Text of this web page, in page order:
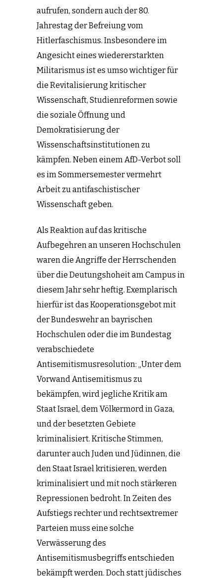
aufrufen, sondern auch der 80.
Jahrestag der Befreiung vom
Hitlerfaschismus. Insbesondere im
Angesicht eines wiedererstarkten
Militarismus ist es umso wichtiger für
die Revitalisierung kritischer
Wissenschaft, Studienreformen sowie
die soziale Öffnung und
Demokratisierung der
Wissenschaftsinstitutionen zu
kämpfen. Neben einem AfD-Verbot soll
es im Sommersemester vermehrt
Arbeit zu antifaschistischer
Wissenschaft geben.
Als Reaktion auf das kritische
Aufbegehren an unseren Hochschulen
waren die Angriffe der Herrschenden
über die Deutungshoheit am Campus in
diesem Jahr sehr heftig. Exemplarisch
hierfür ist das Kooperationsgebot mit
der Bundeswehr an bayrischen
Hochschulen oder die im Bundestag
verabschiedete
Antisemitismusresolution: „Unter dem
Vorwand Antisemitismus zu
bekämpfen, wird jegliche Kritik am
Staat Israel, dem Völkermord in Gaza,
und der besetzten Gebiete
kriminalisiert. Kritische Stimmen,
darunter auch Juden und Jüdinnen, die
den Staat Israel kritisieren, werden
kriminalisiert und mit noch stärkeren
Repressionen bedroht. In Zeiten des
Aufstiegs rechter und rechtsextremer
Parteien muss eine solche
Verwässerung des
Antisemitismusbegriffs entschieden
bekämpft werden. Doch statt jüdisches